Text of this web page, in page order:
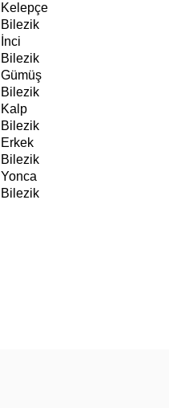
Kelepçe
Bilezik
İnci
Bilezik
Gümüş
Bilezik
Kalp
Bilezik
Erkek
Bilezik
Yonca
Bilezik